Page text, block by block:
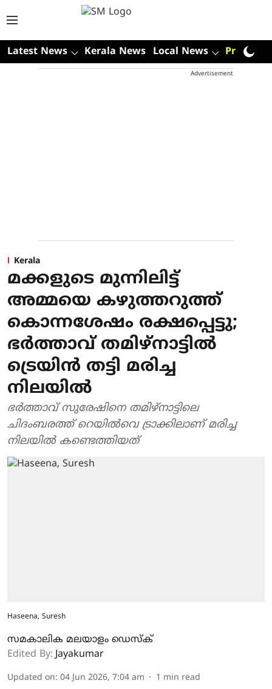
Latest News Kerala News Local News Premium
Advertisement
Kerala
മക്കളുടെ മുന്നിലിട്ട്
അമ്മയെ കഴുത്തറുത്ത്
കൊന്നശേഷം രക്ഷപ്പെട്ടു;
ഭര്‍ത്താവ് തമിഴ്‌നാട്ടില്‍
ട്രെയിന്‍ തട്ടി മരിച്ച
നിലയില്‍
ഭര്‍ത്താവ് സുരേഷിനെ തമിഴ്‌നാട്ടിലെ
ചിദംബരത്ത് റെയില്‍വെ ട്രാക്കിലാണ് മരിച്ച
നിലയില്‍ കണ്ടെത്തിയത്
Haseena, Suresh
സമകാലിക മലയാളം ഡെസ്ക്
Edited By: Jayakumar
Updated on: 04 Jun 2026, 7:04 am 1 min read